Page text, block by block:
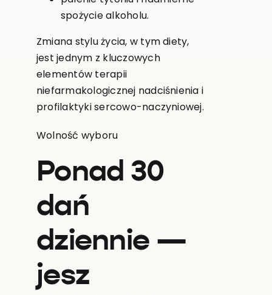
spożycie alkoholu.
Zmiana stylu życia, w tym diety,
jest jednym z kluczowych
elementów terapii
niefarmakologicznej nadciśnienia i
profilaktyki sercowo-naczyniowej.
Wolność wyboru
Ponad 30
dań
dziennie —
jesz